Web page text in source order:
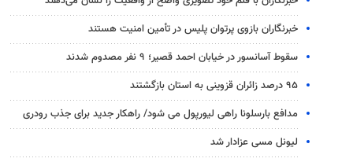
خبرنگاران بازوی پرتوان پلیس در تأمین امنیت هستند
سقوط آسانسور در خیابان احمد قصیر؛ ۹ نفر مصدوم شدند
۹۵ درصد زائران قزوینی به استان بازگشتند
مدافع بارسلونا راهی لیورپول می شود/ راهکار جدید برای جذب رودری
لیونل مسی عزادار شد